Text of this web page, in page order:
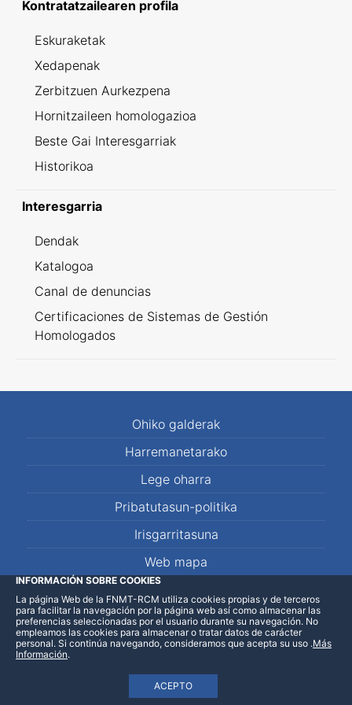
Kontratatzailearen profila
Eskuraketak
Xedapenak
Zerbitzuen Aurkezpena
Hornitzaileen homologazioa
Beste Gai Interesgarriak
Historikoa
Interesgarria
Dendak
Katalogoa
Canal de denuncias
Certificaciones de Sistemas de Gestión
Homologados
Ohiko galderak
Harremanetarako
Lege oharra
Pribatutasun-politika
Irisgarritasuna
Web mapa
LinkedInFacebookWhatsApp
INFORMACIÓN SOBRE COOKIES
La página Web de la FNMT-RCM utiliza cookies propias y de terceros
para facilitar la navegación por la página web así como almacenar las
preferencias seleccionadas por el usuario durante su navegación. No
empleamos las cookies para almacenar o tratar datos de carácter
personal. Si continúa navegando, consideramos que acepta su uso
ACEPTO
.Más
Información.